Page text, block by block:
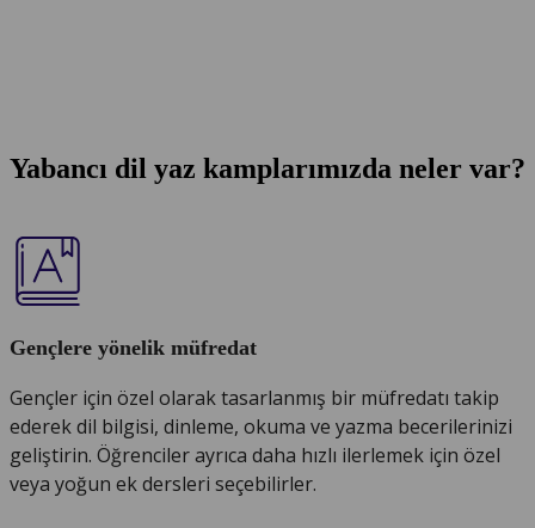
Yabancı dil yaz kamplarımızda neler var?
Gençlere yönelik müfredat
Gençler için özel olarak tasarlanmış bir müfredatı takip
ederek dil bilgisi, dinleme, okuma ve yazma becerilerinizi
geliştirin. Öğrenciler ayrıca daha hızlı ilerlemek için özel
veya yoğun ek dersleri seçebilirler.